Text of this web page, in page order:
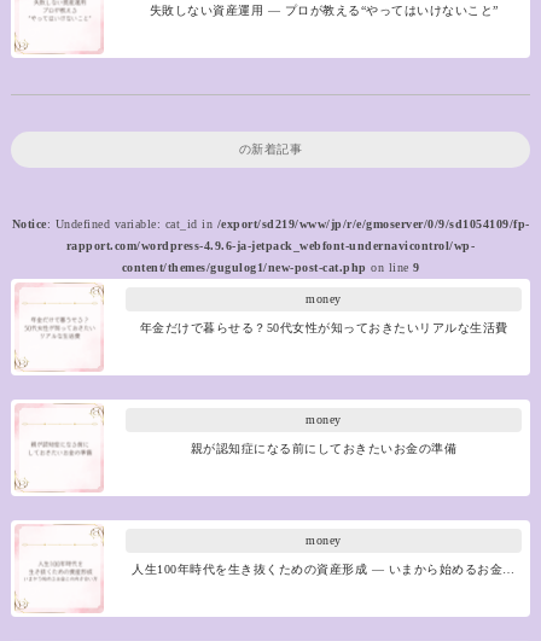
失敗しない資産運用 ― プロが教える“やってはいけないこと”
の新着記事
Notice: Undefined variable: cat_id in /export/sd219/www/jp/r/e/gmoserver/0/9/sd1054109/fp-
rapport.com/wordpress-4.9.6-ja-jetpack_webfont-undernavicontrol/wp-
content/themes/gugulog1/new-post-cat.php on line 9
money
年金だけで暮らせる？50代女性が知っておきたいリアルな生活費
money
親が認知症になる前にしておきたいお金の準備
money
人生100年時代を生き抜くための資産形成 ― いまから始めるお金…